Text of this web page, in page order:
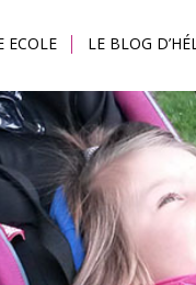
ECOLE LE BLOG